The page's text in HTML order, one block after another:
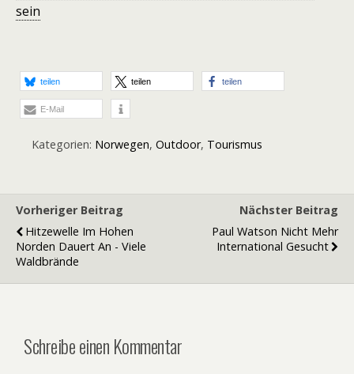
sein
teilen teilen teilen
E-Mail
Kategorien: Norwegen, Outdoor, Tourismus
Vorheriger Beitrag
Hitzewelle Im Hohen
Norden Dauert An - Viele
Waldbrände
Nächster Beitrag
Paul Watson Nicht Mehr
International Gesucht
Schreibe einen Kommentar